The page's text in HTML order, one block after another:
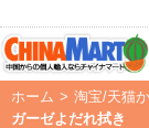
ホーム > 淘宝/天猫
ガーゼよだれ拭き